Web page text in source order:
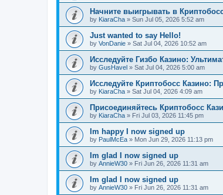
Начните выигрывать в
by KiaraCha » Sun Jul 05, 2026 5:52 am
Just wanted to say Hello!
by VonDanie » Sat Jul 04, 2026 10:52 am
Исследуйте Гизбо Казино:
by GusHavel » Sat Jul 04, 2026 5:00 am
Исследуйте Криптобосс Казино:
by KiaraCha » Sat Jul 04, 2026 4:09 am
Присоединяйтесь Криптобосс
by KiaraCha » Fri Jul 03, 2026 11:45 pm
Im happy I now signed up
by PaulMcEa » Mon Jun 29, 2026 11:13 pm
Im glad I now signed up
by AnnieW30 » Fri Jun 26, 2026 11:31 am
Im glad I now signed up
by AnnieW30 » Fri Jun 26, 2026 11:31 am